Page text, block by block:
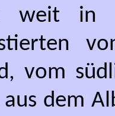
weit in
vom
dem